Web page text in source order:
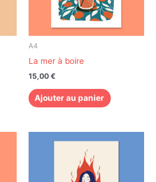
A4
La mer à boire
15,00 €
Ajouter au panier